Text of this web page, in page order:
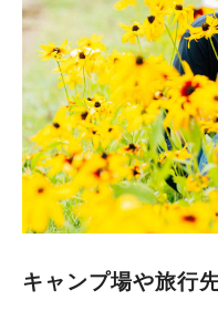
キャンプ場や旅行